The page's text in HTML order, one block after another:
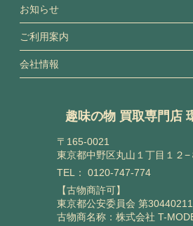
お知らせ
ご利用案内
会社情報
趣味の物 買取専門店
〒165-0021
東京都中野区丸山１丁目１２
TEL： 0120-747-774
【古物商許可】
東京都公安委員会 第
古物商名称：株式会社 T-